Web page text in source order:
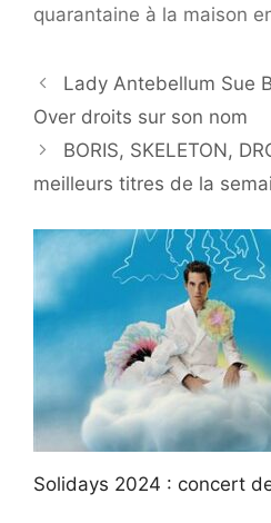
quarantaine à la maison
Lady Antebellum Sue
Over droits sur son nom
BORIS, SKELETON,
meilleurs titres de la
Solidays 2024 : concert